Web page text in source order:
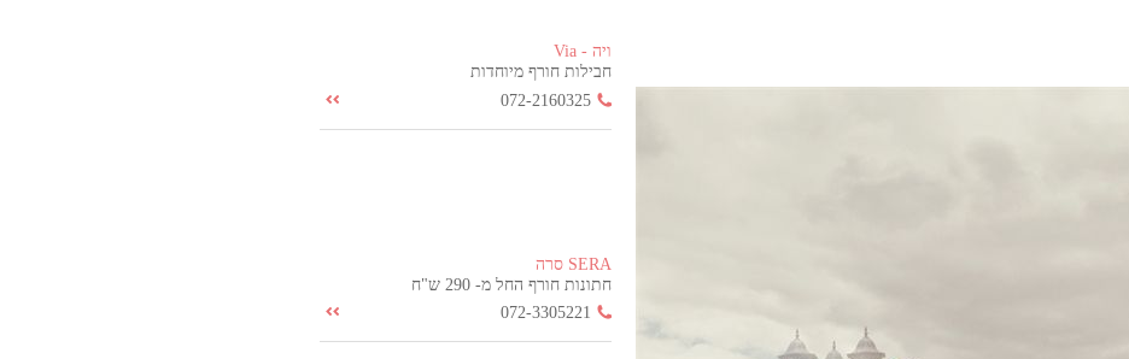
ויה - Via
חבילות חורף מיוחדות
072-2160325
SERA סרה
חתונות חורף החל מ- 290 ש"ח
072-3305221